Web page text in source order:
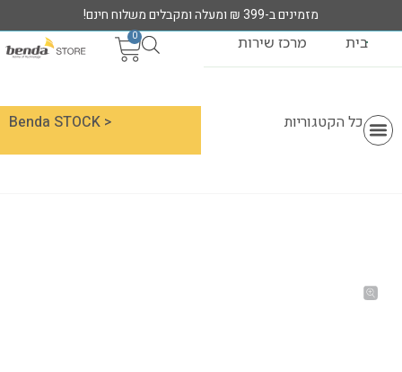
מזמינים ב-399 ₪ ומעלה ומקבלים משלוח חינם!
בית מרכז שירות 0
כל הקטגוריות < Benda STOCK